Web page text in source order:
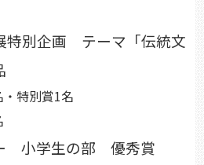
特別企画 テーマ「伝統文
特別賞1名
小学生の部 優秀賞